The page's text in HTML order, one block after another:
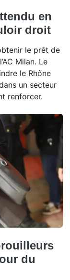
en
droit
le prêt de
Milan. Le
le Rhône
un secteur
renforcer.
du